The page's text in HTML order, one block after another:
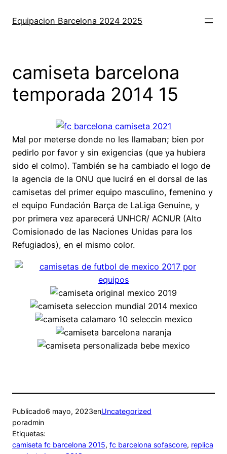
Equipacion Barcelona 2024 2025
camiseta barcelona
temporada 2014 15
Mal por meterse donde no les llamaban; bien por
pedirlo por favor y sin exigencias (que ya hubiera
sido el colmo). También se ha cambiado el logo de
la agencia de la ONU que lucirá en el dorsal de las
camisetas del primer equipo masculino, femenino y
el equipo Fundación Barça de LaLiga Genuine, y
por primera vez aparecerá UNHCR/ ACNUR (Alto
Comisionado de las Naciones Unidas para los
Refugiados), en el mismo color.
Publicado6 mayo, 2023enUncategorized
poradmin
Etiquetas:
camiseta fc barcelona 2015, fc barcelona sofascore, replica